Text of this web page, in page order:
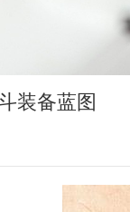
装备蓝图